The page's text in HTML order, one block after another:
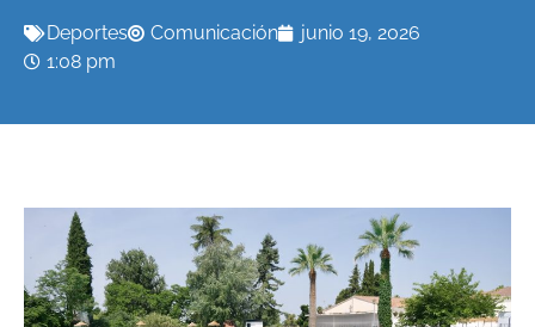
Deportes Comunicación
junio 19, 2026
1:08 pm